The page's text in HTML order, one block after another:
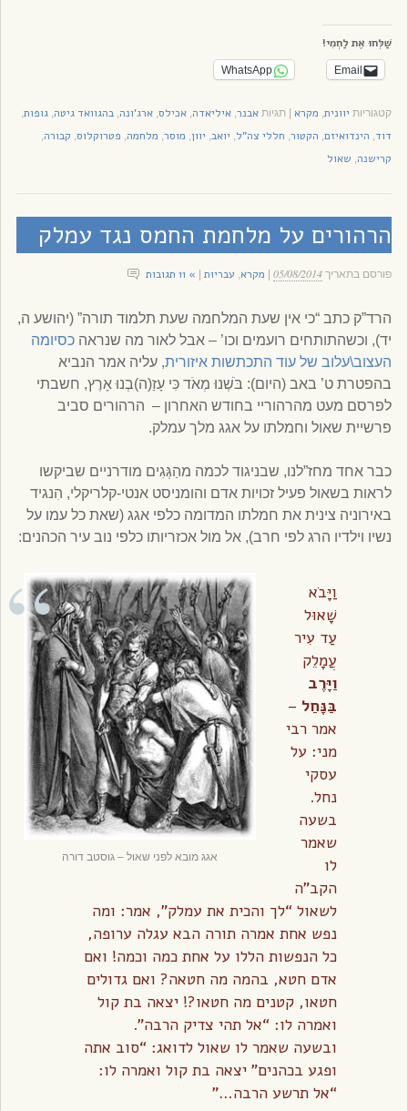
שַׁלְּחוּ אֶת לַחְמִי!
Email
WhatsApp
קטגוריות יוונית, מקרא |תגיותאבנר,איליאדה,אכילס,ארג'ונה,בהגוואד גיטה,גופות,
דוד, הינדואיזם, הקטור, חללי צה"ל, יואב, יוון, מוסר, מלחמה, פטרוקלוס, קבורה,
קרישנה, שאול
הרהורים על מלחמת החמס נגד עמלק
פורסם בתאריך05/08/2014 מקרא, עבריוּת » 11 תגובות
הרד”ק כתב “כי אין שעת המלחמה שעת תלמוד תורה” (יהושע ה,
יד), וכשהתותחים רועמים וכו’ – אבל לאור מה שנראהכסיומה
העצוב\עלוב של עוד התכתשות איזורית, עליה אמר הנביא
בהפטרת ט’ באב (היום): בֹּשְׁנוּ מְאֹד כִּי עָזַ(ה)בְנוּ אָרֶץ, חשבתי
לפרסם מעט מהרהוריי בחודש האחרון – הרהורים סביב
פרשיית שאול וחמלתו על אגג מלך עמלק.
כבר אחד מחז”לנו, שבניגוד לכמה מהַגְּגִים מודרניים שביקשו
לראות בשאול פעיל זכויות אדם והומניסט אנטי-קלריקלי, הִנגיד
באירוניה צינית את חמלתו המדומה כלפי אגג (שאת כל עמו על
נשיו וילדיו הרג לפי חרב), אל מול אכזריותו כלפי נוב עיר הכהנים:
אגג מובא לפני שאול – גוסטב דורה
וַיָּבֹא
שָׁאוּל
עַד עִיר
עֲמָלֵק
וַיָּרֶב
בַּנָּחַל –
אמר רבי
מני: על
עסקי
נחל.
בשעה
שאמר
לו
הקב”ה
לשאול “לך והכית את עמלק”, אמר: ומה
נפש אחת אמרה תורה הבא עגלה ערופה,
כל הנפשות הללו על אחת כמה וכמה! ואם
אדם חטא, בהמה מה חטאה? ואם גדולים
חטאו, קטנים מה חטאו?! יצאה בת קול
ואמרה לו: “אל תהי צדיק הרבה”.
ובשעה שאמר לו שאול לדואג: “סוב אתה
ופגע בכהנים” יצאה בת קול ואמרה לו:
“אל תרשע הרבה…”